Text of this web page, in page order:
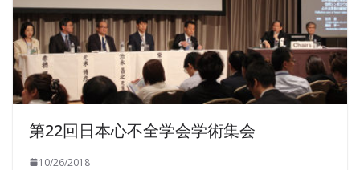
第22回日本心不全学会学術集会
10/26/2018